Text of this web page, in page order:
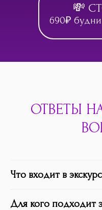
690₽
💸
ОТВЕТЫ
Что входит в
Для кого подходит